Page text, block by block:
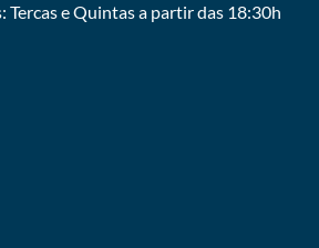
Tercas e Quintas a partir das 18:30h